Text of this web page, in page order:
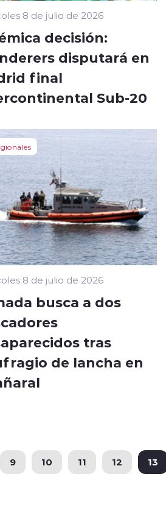
8 de julio de 2026
decisión:
disputará en
final
Sub-20
8 de julio de 2026
busca a dos
tras
de lancha en
9 10 11 12 13